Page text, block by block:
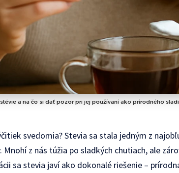
a na čo si dať pozor pri jej používaní ako prírodného
svedomia? Stevia sa stala jedným z
z nás túžia po sladkých chutiach, ale
sa stevia javí ako dokonalé riešenie –